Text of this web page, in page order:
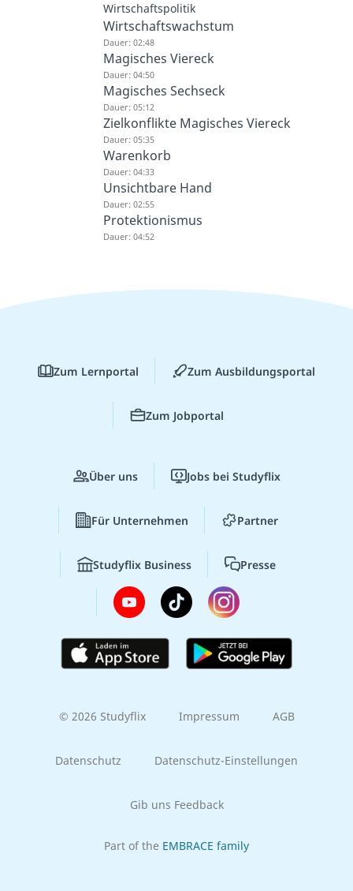
Wirtschaftspolitik
Wirtschaftswachstum
Dauer: 02:48
Magisches Viereck
Dauer: 04:50
Magisches Sechseck
Dauer: 05:12
Zielkonflikte Magisches Viereck
Dauer: 05:35
Warenkorb
Dauer: 04:33
Unsichtbare Hand
Dauer: 02:55
Protektionismus
Dauer: 04:52
Zum Lernportal Zum Ausbildungsportal
Zum Jobportal
Über uns Jobs bei Studyflix
Für Unternehmen Partner
Studyflix Business Presse
© 2026 Studyflix Impressum AGB
Datenschutz Datenschutz-Einstellungen
Gib uns Feedback
Part of the EMBRACE family